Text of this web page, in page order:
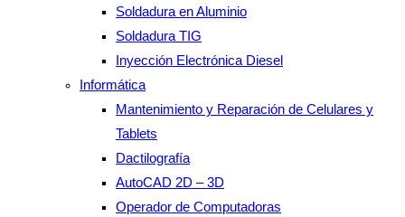
Soldadura en Aluminio
Soldadura TIG
Inyección Electrónica Diesel
Informática
Mantenimiento y Reparación de Celulares y
Tablets
Dactilografía
AutoCAD 2D – 3D
Operador de Computadoras